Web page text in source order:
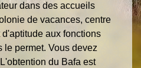
dans des accueils
de vacances, centre
aux fonctions
le permet. Vous devez
du Bafa est